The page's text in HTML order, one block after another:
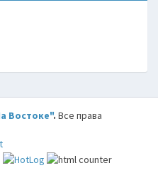
Востоке". Все права